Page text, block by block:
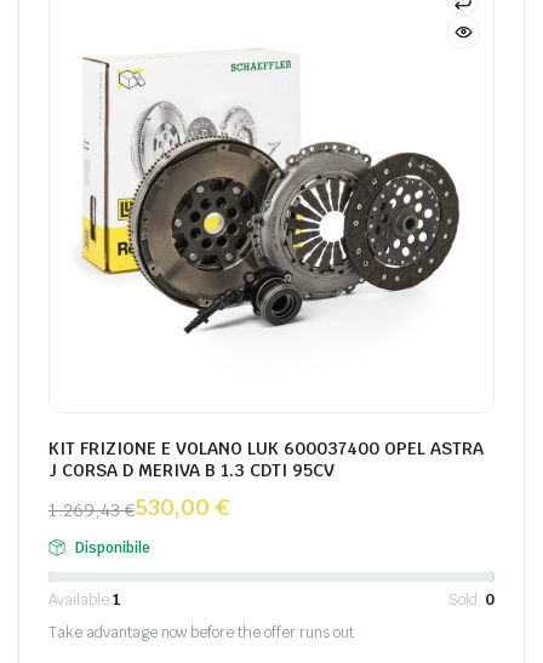
KIT FRIZIONE E VOLANO LUK 600037400 OPEL ASTRA
J CORSA D MERIVA B 1.3 CDTI 95CV
1.269,43€530,00 €
Disponibile
Available:1 Sold: 0
Take advantage now before the offer runs out